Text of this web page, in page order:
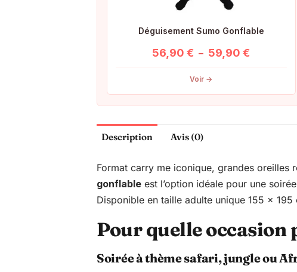
Déguisement Sumo Gonflable
56,90€ – 59,90€
de
56,90 €
à
Voir →
Description Avis (0)
Format carry me iconique, grandes oreilles
gonflable est l’option idéale pour une
Disponible en taille adulte unique 155 x 195
Pour quelle occasion
Soirée à thème safari, jungle ou